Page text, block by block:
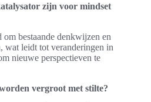
zijn voor mindset
om bestaande denkwijzen en
wat leidt tot veranderingen in
nieuwe perspectieven te
vergroot met stilte?